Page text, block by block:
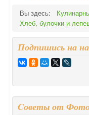
Вы здесь:
Хлеб, булочки и
Подпишись на
Cоветы от